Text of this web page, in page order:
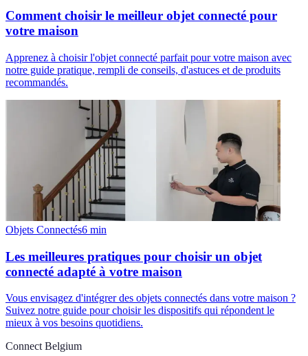
Comment choisir le meilleur objet connecté pour
votre maison
Apprenez à choisir l'objet connecté parfait pour votre maison avec
notre guide pratique, rempli de conseils, d'astuces et de produits
recommandés.
Objets Connectés6 min
Les meilleures pratiques pour choisir un objet
connecté adapté à votre maison
Vous envisagez d'intégrer des objets connectés dans votre maison ?
Suivez notre guide pour choisir les dispositifs qui répondent le
mieux à vos besoins quotidiens.
Connect Belgium